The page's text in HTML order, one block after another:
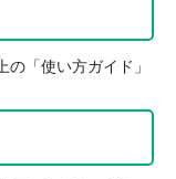
の「使い方ガイド」